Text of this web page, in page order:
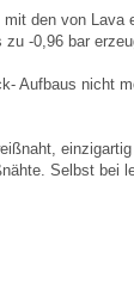
den von Lava
zu -0,96 bar
Aufbaus nicht
Selbst bei